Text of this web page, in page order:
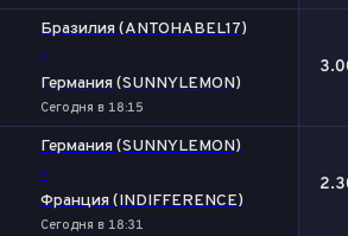
Бразилия (ANTOHABEL17)
-
Германия (SUNNYLEMON)
Сегодня в 18:15
Германия (SUNNYLEMON)
-
Франция (INDIFFERENCE)
Сегодня в 18:31